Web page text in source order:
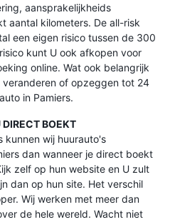
aansprakelijkheids
aantal kilometers. De all-risk
een eigen risico tussen de 300
kunt U ook afkopen voor
online. Wat ook belangrijk
of opzeggen tot 24
in Pamiers.
DIRECT BOEKT
kunnen wij huurauto's
dan wanneer je direct boekt
zelf op hun website en U zult
dan op hun site. Het verschil
Wij werken met meer dan
de hele wereld. Wacht niet